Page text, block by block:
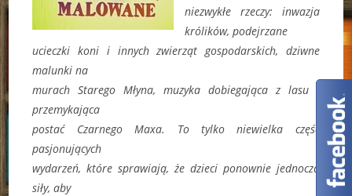
niezwykłe rzeczy: inwazja
królików, podejrzane
ucieczki koni i innych zwierząt gospodarskich, dziwne
malunki na
murach Starego Młyna, muzyka dobiegająca z lasu i
przemykająca
postać Czarnego Maxa. To tylko niewielka część
pasjonujących
wydarzeń, które sprawiają, że dzieci ponownie jednoczą
siły, aby